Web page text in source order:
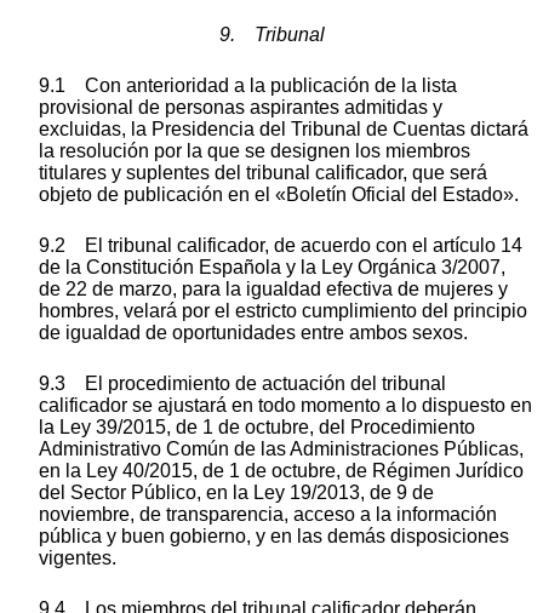
9. Tribunal
9.1 Con anterioridad a la publicación de la lista
provisional de personas aspirantes admitidas y
excluidas, la Presidencia del Tribunal de Cuentas dictará
la resolución por la que se designen los miembros
titulares y suplentes del tribunal calificador, que será
objeto de publicación en el «Boletín Oficial del Estado».
9.2 El tribunal calificador, de acuerdo con el artículo 14
de la Constitución Española y la Ley Orgánica 3/2007,
de 22 de marzo, para la igualdad efectiva de mujeres y
hombres, velará por el estricto cumplimiento del principio
de igualdad de oportunidades entre ambos sexos.
9.3 El procedimiento de actuación del tribunal
calificador se ajustará en todo momento a lo dispuesto en
la Ley 39/2015, de 1 de octubre, del Procedimiento
Administrativo Común de las Administraciones Públicas,
en la Ley 40/2015, de 1 de octubre, de Régimen Jurídico
del Sector Público, en la Ley 19/2013, de 9 de
noviembre, de transparencia, acceso a la información
pública y buen gobierno, y en las demás disposiciones
vigentes.
9.4 Los miembros del tribunal calificador deberán